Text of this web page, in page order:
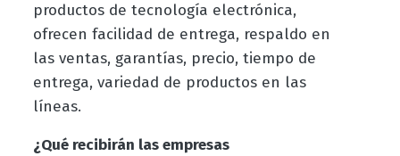
productos de tecnología electrónica,
ofrecen facilidad de entrega, respaldo en
las ventas, garantías, precio, tiempo de
entrega, variedad de productos en las
líneas.
¿Qué recibirán las empresas